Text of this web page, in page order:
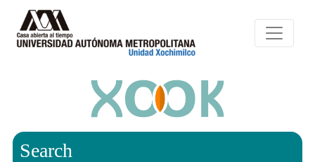
Search